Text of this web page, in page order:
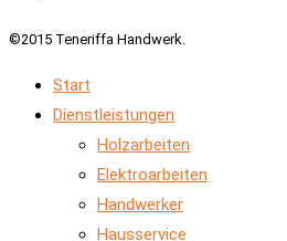
©2015 Teneriffa Handwerk.
Start
Dienstleistungen
Holzarbeiten
Elektroarbeiten
Handwerker
Hausservice